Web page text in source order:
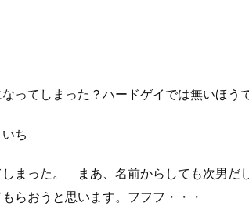
ってしまった？ハードゲイでは無いほう
ち
まった。 まあ、名前からしても次男だ
らおうと思います。フフフ・・・